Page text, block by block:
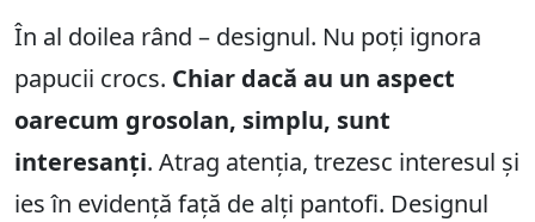
În al doilea rând – designul. Nu poți ignora
papucii crocs. Chiar dacă au un aspect
oarecum grosolan, simplu, sunt
interesanți. Atrag atenția, trezesc interesul și
ies în evidență față de alți pantofi. Designul